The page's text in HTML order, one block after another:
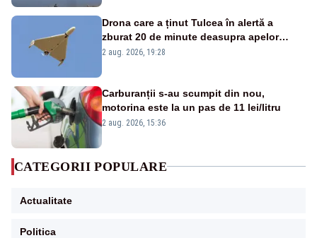
Drona care a ținut Tulcea în alertă a
zburat 20 de minute deasupra apelor
României. Au fost ridicate două F-16
2 aug. 2026, 19:28
Carburanții s-au scumpit din nou,
motorina este la un pas de 11 lei/litru
2 aug. 2026, 15:36
CATEGORII POPULARE
Actualitate
Politica